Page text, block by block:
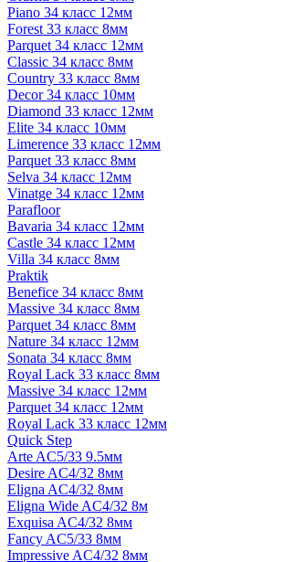
Piano 34 класс 12мм
Forest 33 класс 8мм
Parquet 34 класс 12мм
Classic 34 класс 8мм
Country 33 класс 8мм
Decor 34 класс 10мм
Diamond 33 класс 12мм
Elite 34 класс 10мм
Limerence 33 класс 12мм
Parquet 33 класс 8мм
Selva 34 класс 12мм
Vinatge 34 класс 12мм
Parafloor
Bavaria 34 класс 12мм
Castle 34 класс 12мм
Villa 34 класс 8мм
Praktik
Benefice 34 класс 8мм
Massive 34 класс 8мм
Parquet 34 класс 8мм
Nature 34 класс 12мм
Sonata 34 класс 8мм
Royal Lack 33 класс 8мм
Massive 34 класс 12мм
Parquet 34 класс 12мм
Royal Lack 33 класс 12мм
Quick Step
Arte AC5/33 9.5мм
Desire AC4/32 8мм
Eligna AC4/32 8мм
Eligna Wide AC4/32 8м
Exquisa AC4/32 8мм
Fancy AC5/33 8мм
Impressive AC4/32 8мм